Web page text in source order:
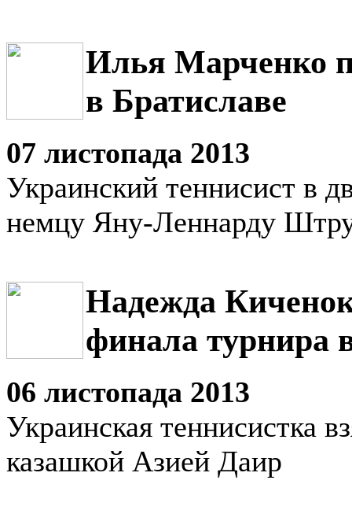
Илья Марченко
в Братиславе
07 листопада 2013
Украинский теннисист в
немцу Яну-Леннарду
Надежда
финала турнира
06 листопада 2013
Украинская теннисистка
казашкой Азией Даир